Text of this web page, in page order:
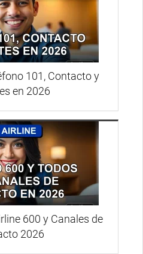
101, Contacto y
en 2026
600 y Canales de
2026